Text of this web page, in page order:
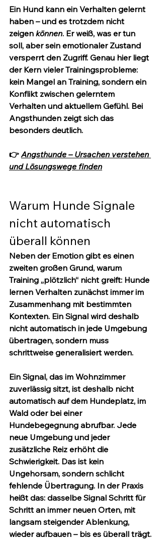
Ein Hund kann ein Verhalten gelernt
haben – und es trotzdem nicht
zeigen können. Er weiß, was er tun
soll, aber sein emotionaler Zustand
versperrt den Zugriff. Genau hier liegt
der Kern vieler Trainingsprobleme:
kein Mangel an Training, sondern ein
Konflikt zwischen gelerntem
Verhalten und aktuellem Gefühl. Bei
Angsthunden zeigt sich das
besonders deutlich.
👉 Angsthunde – Ursachen verstehen
und Lösungswege finden
Warum Hunde Signale
nicht automatisch
überall können
Neben der Emotion gibt es einen
zweiten großen Grund, warum
Training „plötzlich“ nicht greift: Hunde
lernen Verhalten zunächst immer im
Zusammenhang mit bestimmten
Kontexten. Ein Signal wird deshalb
nicht automatisch in jede Umgebung
übertragen, sondern muss
schrittweise generalisiert werden.
Ein Signal, das im Wohnzimmer
zuverlässig sitzt, ist deshalb nicht
automatisch auf dem Hundeplatz, im
Wald oder bei einer
Hundebegegnung abrufbar. Jede
neue Umgebung und jeder
zusätzliche Reiz erhöht die
Schwierigkeit. Das ist kein
Ungehorsam, sondern schlicht
fehlende Übertragung. In der Praxis
heißt das: dasselbe Signal Schritt für
Schritt an immer neuen Orten, mit
langsam steigender Ablenkung,
wieder aufbauen – bis es überall trägt.